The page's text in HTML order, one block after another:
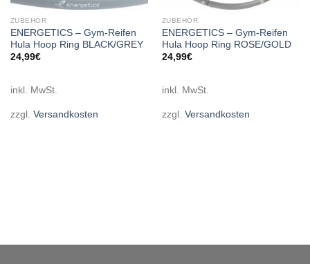
ZUBEHÖR
ENERGETICS – Gym-Reifen
Hula Hoop Ring BLACK/GREY
24,99€
inkl. MwSt.
zzgl. Versandkosten
ZUBEHÖR
ENERGETICS – Gym-Reifen
Hula Hoop Ring ROSE/GOLD
24,99€
inkl. MwSt.
zzgl. Versandkosten